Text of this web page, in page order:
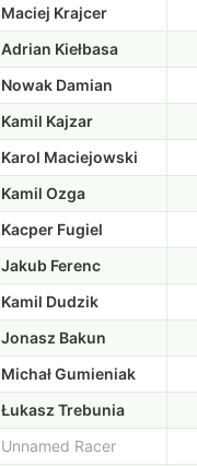
Maciej Krajcer
Adrian Kiełbasa
Nowak Damian
Kamil Kajzar
Karol Maciejowski
Kamil Ozga
Kacper Fugiel
Jakub Ferenc
Kamil Dudzik
Jonasz Bakun
Michał Gumieniak
Łukasz Trebunia
Unnamed Racer